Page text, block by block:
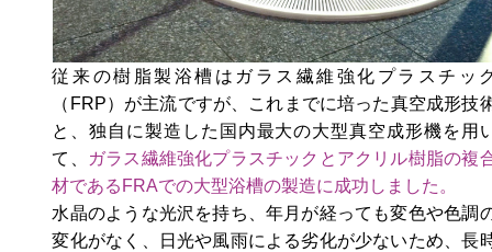
従来の樹脂製浴槽はガラス繊維強化プラスチッ
（FRP）が主流ですが、これまでに培った真空成形技
と、独自に製造した国内最大の大型真空成形機を用
て、
ガラス繊維強化プラスチックとアクリル樹脂の複
材であるFRAでの大型浴槽の製造に成功しました。
水晶のような光沢を持ち、年月が経っても変色や色調
変化がなく、日光や風雨による劣化が少ないため、長